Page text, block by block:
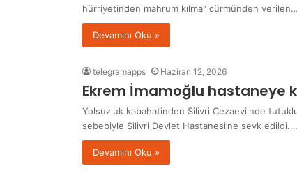
hürriyetinden mahrum kılma" cürmünden verilen…
Devamını Oku »
telegramapps Haziran 12, 2026
Ekrem İmamoğlu hastaneye
Yolsuzluk kabahatinden Silivri Cezaevi'nde
sebebiyle Silivri Devlet Hastanesi’ne sevk edildi.…
Devamını Oku »